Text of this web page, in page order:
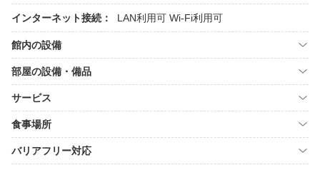
インターネット接続： LAN利用可 Wi-Fi利用可
館内の設備
部屋の設備・備品
サービス
食事場所
バリアフリー対応